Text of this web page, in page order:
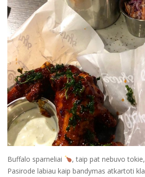
Buffalo sparneliai
, taip pat nebuvo
Pasirode labiau kaip bandymas atkartoti